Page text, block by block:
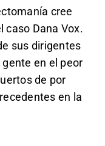
cree
caso Dana Vox.
sus dirigentes
en el peor
de por
en la